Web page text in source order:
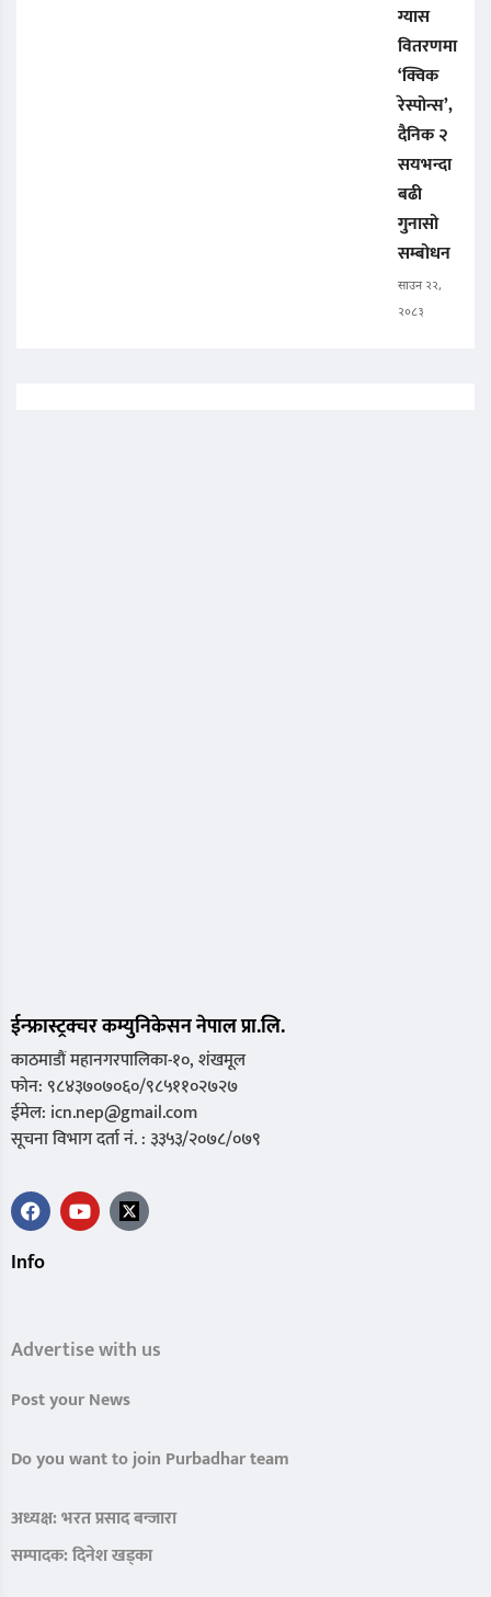
ग्यास
वितरणमा
‘क्विक
रेस्पोन्स’,
दैनिक २
सयभन्दा
बढी
गुनासो
सम्बोधन
साउन २२,
२०८३
ईन्फ्रास्ट्रक्चर कम्युनिकेसन नेपाल प्रा.लि.
काठमाडौं महानगरपालिका-१०, शंखमूल
फोन: ९८४३७०७०६०/९८५११०२७२७
ईमेल: icn.nep@gmail.com
सूचना विभाग दर्ता नं. : ३३५३/२०७८/०७९
Info
Advertise with us
Post your News
Do you want to join Purbadhar team
अध्यक्ष: भरत प्रसाद बन्जारा
सम्पादक: दिनेश खड्का